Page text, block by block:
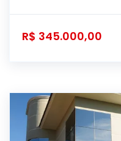
R$ 345.000,00